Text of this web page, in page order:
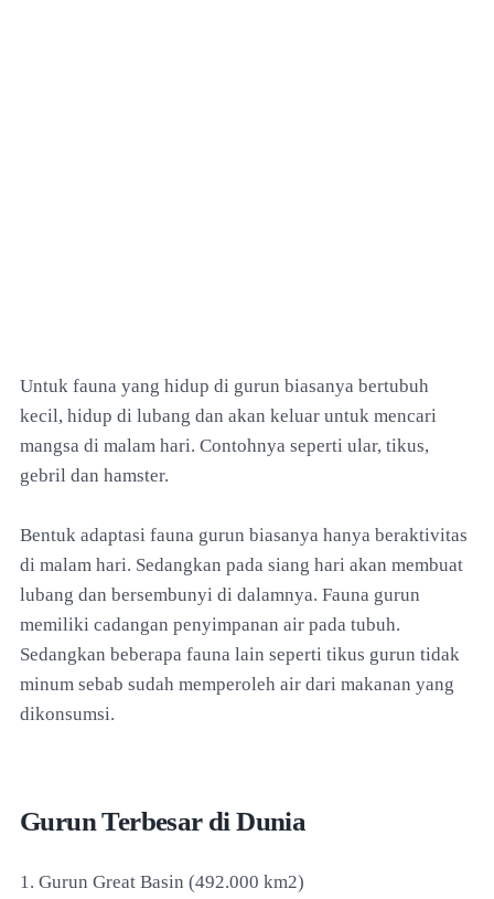
Untuk fauna yang hidup di gurun biasanya bertubuh
kecil, hidup di lubang dan akan keluar untuk mencari
mangsa di malam hari. Contohnya seperti ular, tikus,
gebril dan hamster.
Bentuk adaptasi fauna gurun biasanya hanya beraktivitas
di malam hari. Sedangkan pada siang hari akan membuat
lubang dan bersembunyi di dalamnya. Fauna gurun
memiliki cadangan penyimpanan air pada tubuh.
Sedangkan beberapa fauna lain seperti tikus gurun tidak
minum sebab sudah memperoleh air dari makanan yang
dikonsumsi.
Gurun Terbesar di Dunia
1. Gurun Great Basin (492.000 km2)